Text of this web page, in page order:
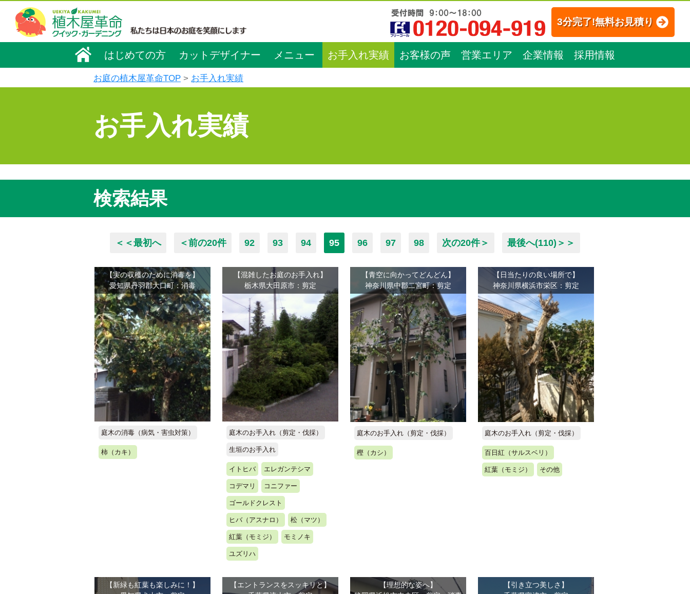
3分完了!無料お見積り
はじめての方 カットデザイナー メニュー お手入れ実績 お客様の声 営業エリア 企業情報 採用情報
お庭の植木屋革命TOP お手入れ実績
お手入れ実績
検索結果
＜＜最初へ ＜前の20件 92 93 94 95 96 97 98 次の20件＞ 最後へ(110)＞＞
【実の収穫のために消毒を】
愛知県丹羽郡大口町：消毒
庭木の消毒（病気・害虫対策）
柿（カキ）
【混雑したお庭のお手入れ】
栃木県大田原市：剪定
庭木のお手入れ（剪定・伐採）
生垣のお手入れ
イトヒバ エレガンテシマ
コデマリ コニファー
ゴールドクレスト
ヒバ（アスナロ） 松（マツ）
紅葉（モミジ） モミノキ
ユズリハ
【青空に向かってどんどん】
神奈川県中郡二宮町：剪定
庭木のお手入れ（剪定・伐採）
樫（カシ）
【日当たりの良い場所で】
神奈川県横浜市栄区：剪定
庭木のお手入れ（剪定・伐採）
百日紅（サルスベリ）
紅葉（モミジ） その他
【新緑も紅葉も楽しみに！】
【エントランスをスッキリと】
【理想的な姿へ】
【引き立つ美しさ】